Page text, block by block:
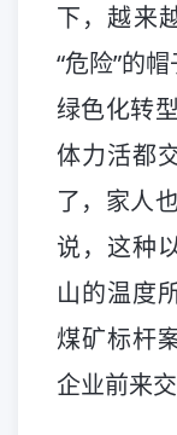
下，越来
“危险”的
绿色化转
体力活都
了，家人
说，这种
山的温度
煤矿标杆
企业前来交